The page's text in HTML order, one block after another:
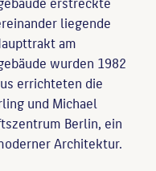
liegende
am
wurden 1982
errichteten die
und Michael
Berlin, ein
Architektur.